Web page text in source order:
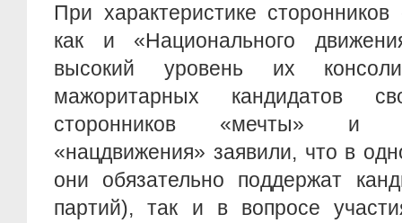
При характеристике
как и «Национального
высокий уровень их
мажоритарных кандидатов
сторонников «мечты» и
«нацдвижения» заявили, что в
они обязательно поддержат
партий), так и в вопросе